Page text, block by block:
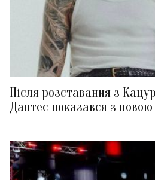
Після розставання з
Дантес показався з